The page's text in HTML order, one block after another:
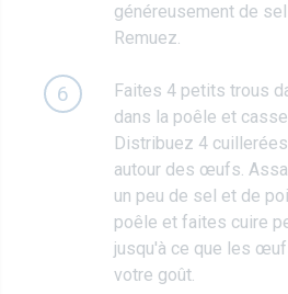
généreusement de
Remuez.
6
Faites 4 petits trous
dans la poêle et
Distribuez 4
autour des œufs.
un peu de sel et de
poêle et faites cuire
jusqu'à ce que les
votre goût.